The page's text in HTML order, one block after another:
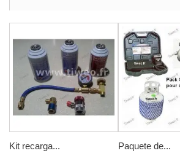
Kit recarga... Paquete de...